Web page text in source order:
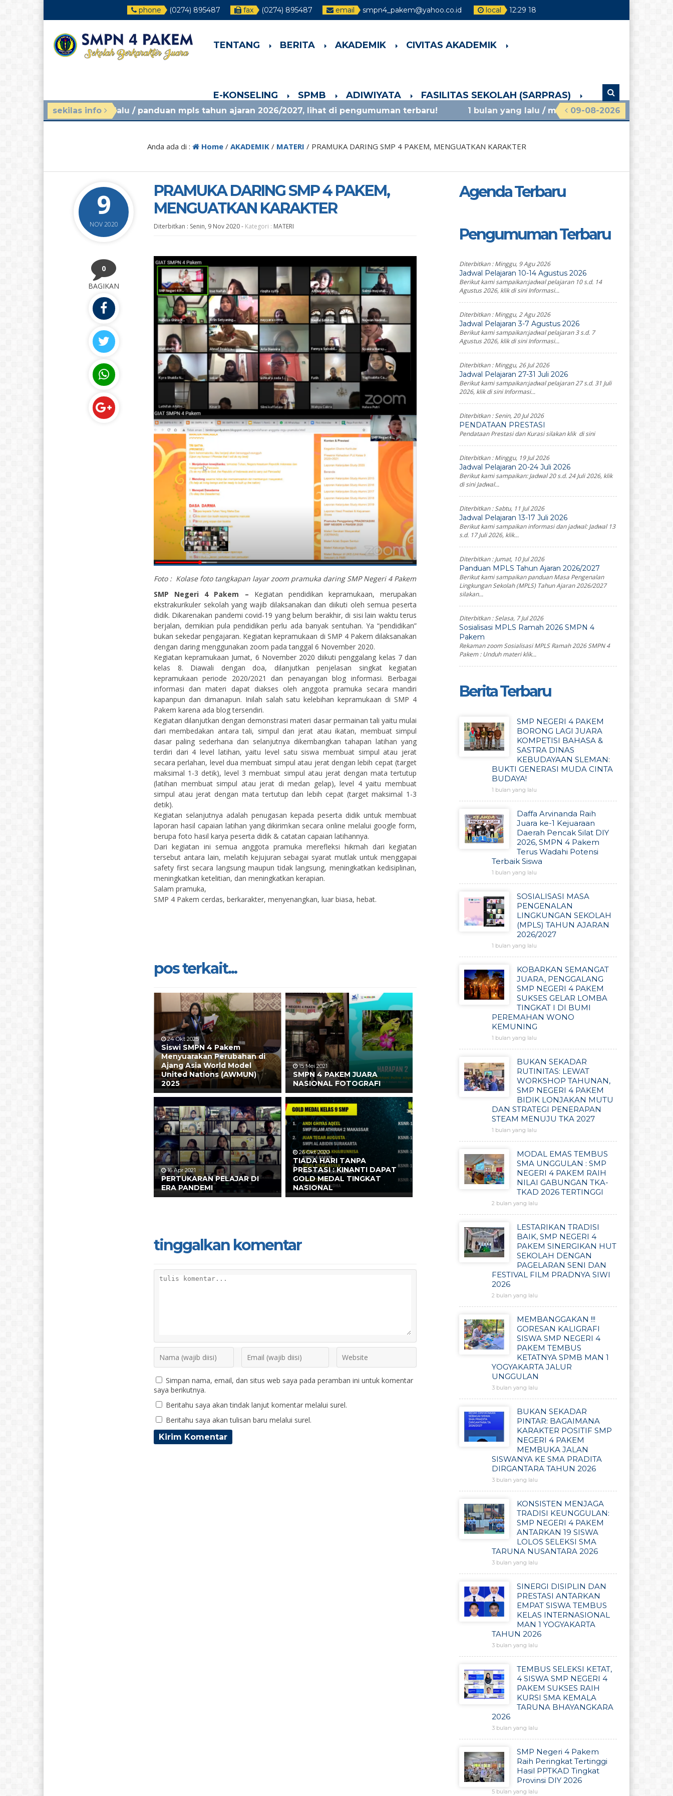
phone (0274) 895487 fax (0274) 895487 email smpn4_pakem@yahoo.co.id local 12:29 20
TENTANG BERITA AKADEMIK CIVITAS AKADEMIK
E-KONSELING SPMB ADIWIYATA FASILITAS SEKOLAH (SARPRAS)
sekilas info 09-08-2026
yang lalu/ panduan mpls tahun ajaran 2026/2027, lihat di pengumuman terbaru! 1 bulan yang lalu / materi sosialisasi mpls ramah 2026 smpn
Anda ada di : Home/ AKADEMIK/ MATERI / PRAMUKA DARING SMP 4 PAKEM, MENGUATKAN KARAKTER
9
NOV 2020
PRAMUKA DARING SMP 4 PAKEM,
MENGUATKAN KARAKTER
Diterbitkan : Senin, 9 Nov 2020- Kategori : MATERI
0
BAGIKAN
Foto : Kolase foto tangkapan layar zoom pramuka daring SMP Negeri 4 Pakem
SMP Negeri 4 Pakem – Kegiatan pendidikan kepramukaan, merupakan
ekstrakurikuler sekolah yang wajib dilaksanakan dan diikuti oleh semua peserta
didik. Dikarenakan pandemi covid-19 yang belum berakhir, di sisi lain waktu terus
berjalan, demikian pula pendidikan perlu ada banyak sentuhan. Ya “pendidikan”
bukan sekedar pengajaran. Kegiatan kepramukaan di SMP 4 Pakem dilaksanakan
dengan daring menggunakan zoom pada tanggal 6 November 2020.
Kegiatan kepramukaan Jumat, 6 November 2020 diikuti penggalang kelas 7 dan
kelas 8. Diawali dengan doa, dilanjutkan penjelasan singkat kegiatan
kepramukaan periode 2020/2021 dan penayangan blog informasi. Berbagai
informasi dan materi dapat diakses oleh anggota pramuka secara mandiri
kapanpun dan dimanapun. Inilah salah satu kelebihan kepramukaan di SMP 4
Pakem karena ada blog tersendiri.
Kegiatan dilanjutkan dengan demonstrasi materi dasar permainan tali yaitu mulai
dari membedakan antara tali, simpul dan jerat atau ikatan, membuat simpul
dasar paling sederhana dan selanjutnya dikembangkan tahapan latihan yang
terdiri dari 4 level latihan, yaitu level satu siswa membuat simpul atau jerat
secara perlahan, level dua membuat simpul atau jerat dengan lebih cepat (target
maksimal 1-3 detik), level 3 membuat simpul atau jerat dengan mata tertutup
(latihan membuat simpul atau jerat di medan gelap), level 4 yaitu membuat
simpul atau jerat dengan mata tertutup dan lebih cepat (target maksimal 1-3
detik).
Kegiatan selanjutnya adalah penugasan kepada peserta didik untuk membuat
laporan hasil capaian latihan yang dikirimkan secara online melalui google form,
berupa foto hasil karya peserta didik & catatan capaian latihannya.
Dari kegiatan ini semua anggota pramuka merefleksi hikmah dari kegiatan
tersebut antara lain, melatih kejujuran sebagai syarat mutlak untuk menggapai
safety first secara langsung maupun tidak langsung, meningkatkan kedisiplinan,
meningkatkan ketelitian, dan meningkatkan kerapian.
Salam pramuka,
SMP 4 Pakem cerdas, berkarakter, menyenangkan, luar biasa, hebat.
pos terkait...
24 Okt 2025
Siswi SMPN 4 Pakem
Menyuarakan Perubahan di
Ajang Asia World Model
United Nations (AWMUN)
2025
15 Mei 2021
SMPN 4 PAKEM JUARA
NASIONAL FOTOGRAFI
16 Apr 2021
PERTUKARAN PELAJAR DI
ERA PANDEMI
26 Okt 2020
TIADA HARI TANPA
PRESTASI : KINANTI DAPAT
GOLD MEDAL TINGKAT
NASIONAL
tinggalkan komentar
Simpan nama, email, dan situs web saya pada peramban ini untuk komentar
saya berikutnya.
Beritahu saya akan tindak lanjut komentar melalui surel.
Beritahu saya akan tulisan baru melalui surel.
Agenda Terbaru
Pengumuman Terbaru
Diterbitkan :Minggu, 9 Agu 2026
Jadwal Pelajaran 10-14 Agustus 2026
Berikut kami sampaikan:jadwal pelajaran 10 s.d. 14
Agustus 2026, klik di sini Informasi...
Diterbitkan :Minggu, 2 Agu 2026
Jadwal Pelajaran 3-7 Agustus 2026
Berikut kami sampaikan:jadwal pelajaran 3 s.d. 7
Agustus 2026, klik di sini Informasi...
Diterbitkan :Minggu, 26 Jul 2026
Jadwal Pelajaran 27-31 Juli 2026
Berikut kami sampaikan:jadwal pelajaran 27 s.d. 31 Juli
2026, klik di sini Informasi...
Diterbitkan :Senin, 20 Jul 2026
PENDATAAN PRESTASI
Pendataan Prestasi dan Kurasi silakan klik di sini
Diterbitkan :Minggu, 19 Jul 2026
Jadwal Pelajaran 20-24 Juli 2026
Berikut kami sampaikan: Jadwal 20 s.d. 24 Juli 2026, klik
di sini Jadwal...
Diterbitkan :Sabtu, 11 Jul 2026
Jadwal Pelajaran 13-17 Juli 2026
Berikut kami sampaikan informasi dan jadwal: Jadwal 13
s.d. 17 Juli 2026, klik...
Diterbitkan :Jumat, 10 Jul 2026
Panduan MPLS Tahun Ajaran 2026/2027
Berikut kami sampaikan panduan Masa Pengenalan
Lingkungan Sekolah (MPLS) Tahun Ajaran 2026/2027
silakan...
Diterbitkan :Selasa, 7 Jul 2026
Sosialisasi MPLS Ramah 2026 SMPN 4
Pakem
Rekaman zoom Sosialisasi MPLS Ramah 2026 SMPN 4
Pakem : Unduh materi klik...
Berita Terbaru
SMP NEGERI 4 PAKEM
BORONG LAGI JUARA
KOMPETISI BAHASA &
SASTRA DINAS
KEBUDAYAAN SLEMAN:
BUKTI GENERASI MUDA CINTA
BUDAYA!
1 bulan yang lalu
Daffa Arvinanda Raih
Juara ke-1 Kejuaraan
Daerah Pencak Silat DIY
2026, SMPN 4 Pakem
Terus Wadahi Potensi
Terbaik Siswa
1 bulan yang lalu
SOSIALISASI MASA
PENGENALAN
LINGKUNGAN SEKOLAH
(MPLS) TAHUN AJARAN
2026/2027
1 bulan yang lalu
KOBARKAN SEMANGAT
JUARA, PENGGALANG
SMP NEGERI 4 PAKEM
SUKSES GELAR LOMBA
TINGKAT I DI BUMI
PEREMAHAN WONO
KEMUNING
1 bulan yang lalu
BUKAN SEKADAR
RUTINITAS: LEWAT
WORKSHOP TAHUNAN,
SMP NEGERI 4 PAKEM
BIDIK LONJAKAN MUTU
DAN STRATEGI PENERAPAN
STEAM MENUJU TKA 2027
1 bulan yang lalu
MODAL EMAS TEMBUS
SMA UNGGULAN : SMP
NEGERI 4 PAKEM RAIH
NILAI GABUNGAN TKA-
TKAD 2026 TERTINGGI
2 bulan yang lalu
LESTARIKAN TRADISI
BAIK, SMP NEGERI 4
PAKEM SINERGIKAN HUT
SEKOLAH DENGAN
PAGELARAN SENI DAN
FESTIVAL FILM PRADNYA SIWI
2026
2 bulan yang lalu
MEMBANGGAKAN !!!
GORESAN KALIGRAFI
SISWA SMP NEGERI 4
PAKEM TEMBUS
KETATNYA SPMB MAN 1
YOGYAKARTA JALUR
UNGGULAN
3 bulan yang lalu
BUKAN SEKADAR
PINTAR: BAGAIMANA
KARAKTER POSITIF SMP
NEGERI 4 PAKEM
MEMBUKA JALAN
SISWANYA KE SMA PRADITA
DIRGANTARA TAHUN 2026
3 bulan yang lalu
KONSISTEN MENJAGA
TRADISI KEUNGGULAN:
SMP NEGERI 4 PAKEM
ANTARKAN 19 SISWA
LOLOS SELEKSI SMA
TARUNA NUSANTARA 2026
3 bulan yang lalu
SINERGI DISIPLIN DAN
PRESTASI ANTARKAN
EMPAT SISWA TEMBUS
KELAS INTERNASIONAL
MAN 1 YOGYAKARTA
TAHUN 2026
3 bulan yang lalu
TEMBUS SELEKSI KETAT,
4 SISWA SMP NEGERI 4
PAKEM SUKSES RAIH
KURSI SMA KEMALA
TARUNA BHAYANGKARA
2026
3 bulan yang lalu
SMP Negeri 4 Pakem
Raih Peringkat Tertinggi
Hasil PPTKAD Tingkat
Provinsi DIY 2026
5 bulan yang lalu